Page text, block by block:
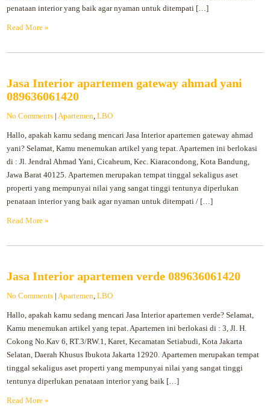
penataan interior yang baik agar nyaman untuk ditempati […]
Read More »
Jasa Interior apartemen gateway ahmad yani
089636061420
No Comments |Apartemen,LBO
Hallo, apakah kamu sedang mencari Jasa Interior apartemen gateway ahmad
yani? Selamat, Kamu menemukan artikel yang tepat. Apartemen ini berlokasi
di : Jl. Jendral Ahmad Yani, Cicaheum, Kec. Kiaracondong, Kota Bandung,
Jawa Barat 40125. Apartemen merupakan tempat tinggal sekaligus aset
properti yang mempunyai nilai yang sangat tinggi tentunya diperlukan
penataan interior yang baik agar nyaman untuk ditempati / […]
Read More »
Jasa Interior apartemen verde 089636061420
No Comments |Apartemen,LBO
Hallo, apakah kamu sedang mencari Jasa Interior apartemen verde? Selamat,
Kamu menemukan artikel yang tepat. Apartemen ini berlokasi di : 3, Jl. H.
Cokong No.Kav 6, RT.3/RW.1, Karet, Kecamatan Setiabudi, Kota Jakarta
Selatan, Daerah Khusus Ibukota Jakarta 12920. Apartemen merupakan tempat
tinggal sekaligus aset properti yang mempunyai nilai yang sangat tinggi
tentunya diperlukan penataan interior yang baik […]
Read More »